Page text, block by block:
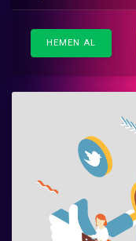
HEMEN AL